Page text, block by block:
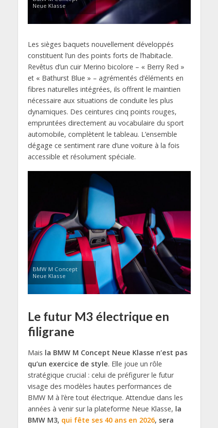
Neue Klasse
Les sièges baquets nouvellement développés
constituent l’un des points forts de l’habitacle.
Revêtus d’un cuir Merino bicolore – « Berry Red »
et « Bathurst Blue » – agrémentés d’éléments en
fibres naturelles intégrées, ils offrent le maintien
nécessaire aux situations de conduite les plus
dynamiques. Des ceintures cinq points rouges,
empruntées directement au vocabulaire du sport
automobile, complètent le tableau. L’ensemble
dégage ce sentiment rare d’une voiture à la fois
accessible et résolument spéciale.
BMW M Concept
Neue Klasse
Le futur M3 électrique en
filigrane
Mais la BMW M Concept Neue Klasse n’est pas
qu’un exercice de style. Elle joue un rôle
stratégique crucial : celui de préfigurer le futur
visage des modèles hautes performances de
BMW M à l’ère tout électrique. Attendue dans les
années à venir sur la plateforme Neue Klasse, la
BMW M3, qui fête ses 40 ans en 2026, sera